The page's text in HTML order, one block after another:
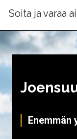
Soita ja varaa
Enemmän